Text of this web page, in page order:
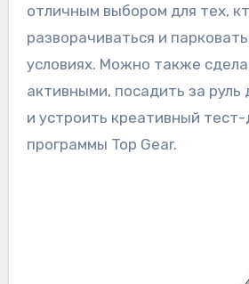
отличным выбором для тех,
разворачиваться и
условиях. Можно также
активными, посадить за руль
и устроить креативный
программы Top Gear.